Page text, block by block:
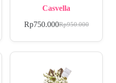
Casvella
Rp950.000
Rp750.000